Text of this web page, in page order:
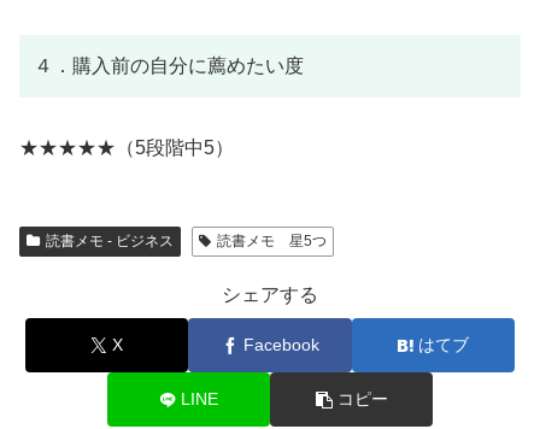
４．購入前の自分に薦めたい度
★★★★★（5段階中5）
読書メモ - ビジネス 読書メモ 星5つ
シェアする
X Facebook はてブ
LINE コピー